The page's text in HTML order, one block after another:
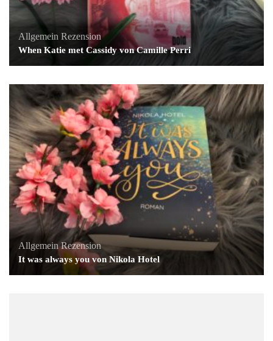
Allgemein Rezension
When Katie met Cassidy von Camille Perri
Allgemein Rezension
It was always you von Nikola Hotel